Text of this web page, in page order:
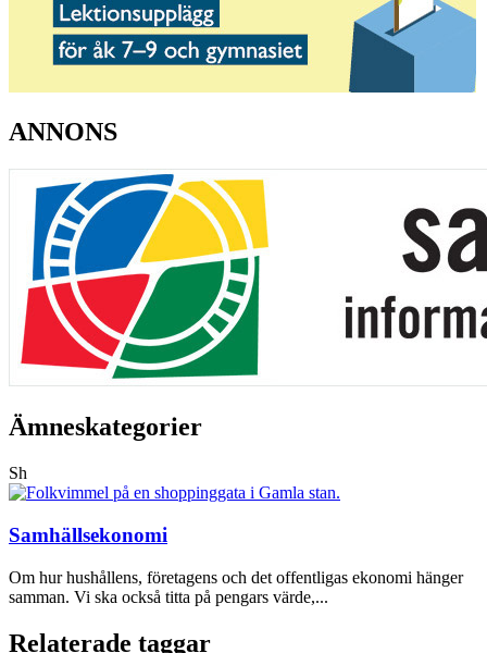
ANNONS
Ämneskategorier
Sh
Samhällsekonomi
Om hur hushållens, företagens och det offentligas ekonomi hänger
samman. Vi ska också titta på pengars värde,...
Relaterade taggar